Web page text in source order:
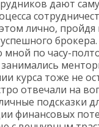
дают
лично, пройдя
мной по часу-
курса тоже не
отвечали на
подсказки
финансовых